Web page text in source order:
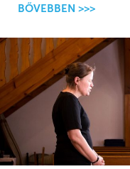
BŐVEBBEN >>>